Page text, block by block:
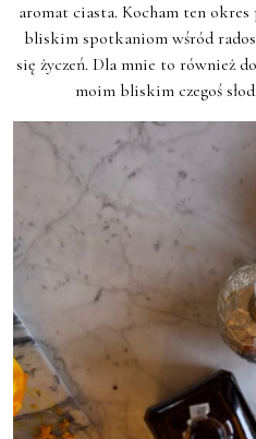
aromat ciasta. Kocham ten
bliskim spotkaniom wśród
się życzeń. Dla mnie to również
moim bliskim czegoś